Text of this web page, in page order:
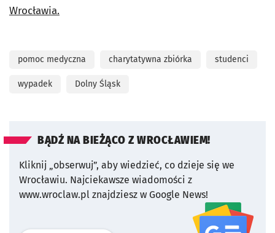
Wrocławia.
pomoc medyczna charytatywna zbiórka studenci
wypadek Dolny Śląsk
BĄDŹ NA BIEŻĄCO Z WROCŁAWIEM!
Kliknij „obserwuj”, aby wiedzieć, co dzieje się we
Wrocławiu. Najciekawsze wiadomości z
www.wroclaw.pl znajdziesz w Google News!